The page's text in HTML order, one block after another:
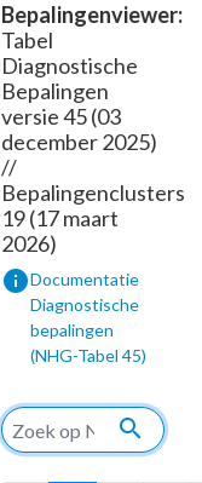
Bepalingenviewer:
Tabel
Diagnostische
Bepalingen
versie 45 (03
december 2025)
//
Bepalingenclusters
19 (17 maart
2026)
infoDocumentatie
Diagnostische
bepalingen
(NHG-Tabel 45)
search